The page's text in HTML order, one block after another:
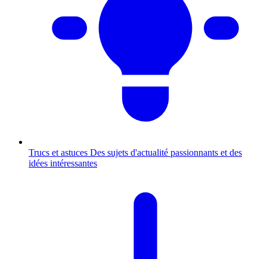
Trucs et astuces Des sujets d'actualité passionnants et des
idées intéressantes